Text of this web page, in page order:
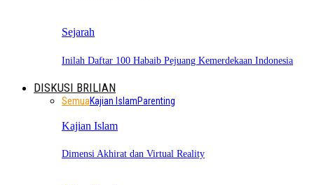
Sejarah
Inilah Daftar 100 Habaib Pejuang Kemerdekaan Indonesia
DISKUSI BRILIAN
SemuaKajian IslamParenting
Kajian Islam
Dimensi Akhirat dan Virtual Reality